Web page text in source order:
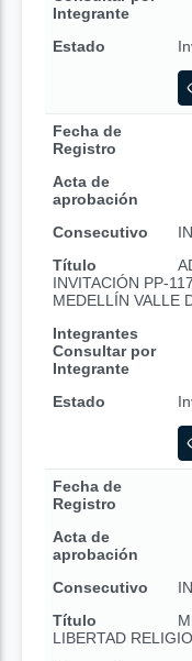
Integrante
Estado
Fecha de
Registro
Acta de
aprobación
Consecutivo
Título
INVITACIÓN PP-
MEDELLÍN VALLE
Integrantes
Consultar por
Integrante
Estado
Fecha de
Registro
Acta de
aprobación
Consecutivo
Título
LIBERTAD